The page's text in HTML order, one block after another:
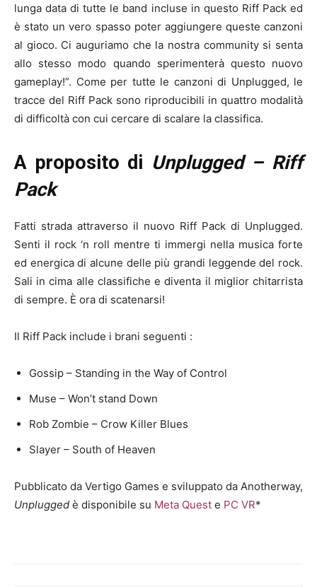
lunga data di tutte le band incluse in questo Riff Pack ed
è stato un vero spasso poter aggiungere queste canzoni
al gioco. Ci auguriamo che la nostra community si senta
allo stesso modo quando sperimenterà questo nuovo
gameplay!”. Come per tutte le canzoni di Unplugged, le
tracce del Riff Pack sono riproducibili in quattro modalità
di difficoltà con cui cercare di scalare la classifica.
A proposito di Unplugged – Riff
Pack
Fatti strada attraverso il nuovo Riff Pack di Unplugged.
Senti il rock ‘n roll mentre ti immergi nella musica forte
ed energica di alcune delle più grandi leggende del rock.
Sali in cima alle classifiche e diventa il miglior chitarrista
di sempre. È ora di scatenarsi!
Il Riff Pack include i brani seguenti :
Gossip – Standing in the Way of Control
Muse – Won’t stand Down
Rob Zombie – Crow Killer Blues
Slayer – South of Heaven
Pubblicato da Vertigo Games e sviluppato da Anotherway,
Unplugged è disponibile su Meta Quest e PC VR*